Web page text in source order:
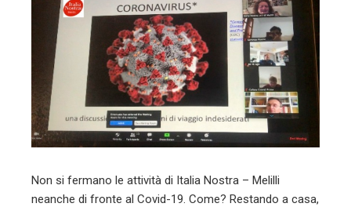
Non si fermano le attività di Italia Nostra – Melilli
neanche di fronte al Covid-19. Come? Restando a casa,